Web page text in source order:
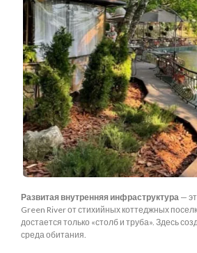
Развитая внутренняя инфраструктура —
Green River от стихийных коттеджных
достается только «столб и труба». Здесь
среда обитания.